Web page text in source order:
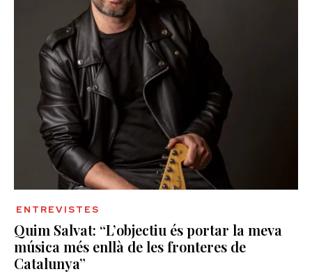
ENTREVISTES
Quim Salvat: “L’objectiu és portar la meva
música més enllà de les fronteres de
Catalunya”